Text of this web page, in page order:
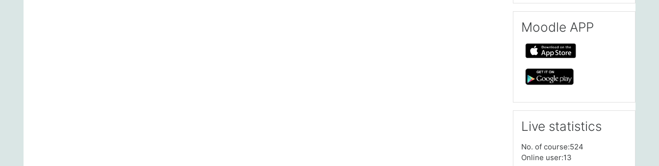
Moodle APP
Live statistics
No. of course:524
Online user:13